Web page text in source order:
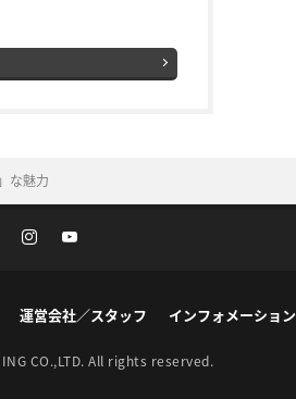
な魅力
運営会社／スタッフ インフォメーション
CO.,LTD. All rights reserved.